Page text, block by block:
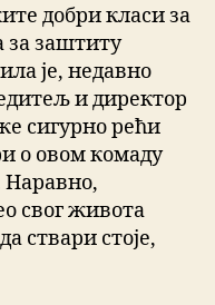
добри класи за
заштиту
је, недавно
и директор
сигурно рећи
о овом комаду
свог живота
ствари стоје,